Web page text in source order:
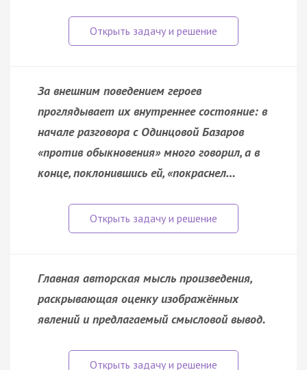
За внешним поведением героев
проглядывает их внутреннее состояние: в
начале разговора с Одинцовой Базаров
«против обыкновения» много говорил, а в
конце, поклонившись ей, «покраснел…
Главная авторская мысль произведения,
раскрывающая оценку изображённых
явлений и предлагаемый смысловой вывод.